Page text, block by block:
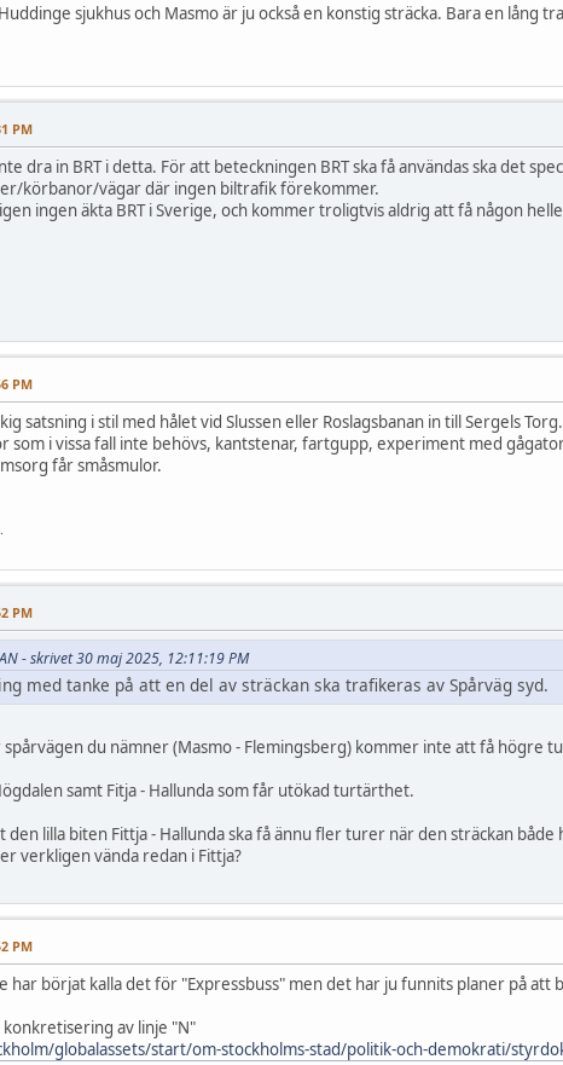
sjukhus och Masmo är ju också en konstig sträcka. Bara en lång
PM
dra in BRT i detta. För att beteckningen BRT ska få användas ska det
körbanor/vägar där ingen biltrafik förekommer.
ingen äkta BRT i Sverige, och kommer troligtvis aldrig att få någon
PM
satsning i stil med hålet vid Slussen eller Roslagsbanan in till Sergels
som i vissa fall inte behövs, kantstenar, fartgupp, experiment med
får småsmulor.
PM
- skrivet 30 maj 2025, 12:11:19 PM
med tanke på att en del av sträckan ska trafikeras av Spårväg syd.
spårvägen du nämner (Masmo - Flemingsberg) kommer inte att få högre
samt Fitja - Hallunda som får utökad turtärthet.
lilla biten Fittja - Hallunda ska få ännu fler turer när den sträckan
verkligen vända redan i Fittja?
PM
har börjat kalla det för "Expressbuss" men det har ju funnits planer på
av linje "N"
globalassets/start/om-stockholms-stad/politik-och-demokrati/